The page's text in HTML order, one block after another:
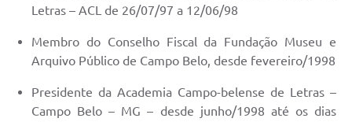
Letras – ACL de 26/07/97 a 12/06/98
Membro do Conselho Fiscal da Fundação Museu e
Arquivo Público de Campo Belo, desde fevereiro/1998
Presidente da Academia Campo-belense de Letras –
Campo Belo – MG – desde junho/1998 até os dias